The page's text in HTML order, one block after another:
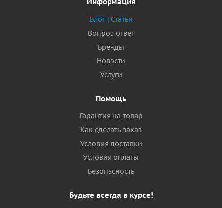
Блог | Статьи
Вопрос-ответ
Бренды
Новости
Услуги
Помощь
Гарантия на товар
Как сделать заказ
Условия доставки
Условия оплаты
Безопасность
Будьте всегда в курсе!